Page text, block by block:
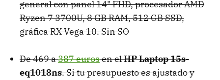
general con panel 14" FHD, procesador AMD
Ryzen 7 3700U, 8 GB RAM, 512 GB SSD,
gráfica RX Vega 10. Sin SO
De 469 a387 eurosen elHP Laptop 15s-
eq1018ns. Si tu presupuesto es ajustado y